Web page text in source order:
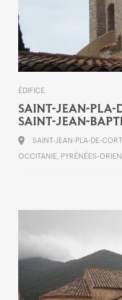
ÉDIFICE
SAINT-JEAN-PLA-
SAINT-JEAN-
SAINT-JEAN-PLA-DE-
OCCITANIE, PYRÉNÉES-